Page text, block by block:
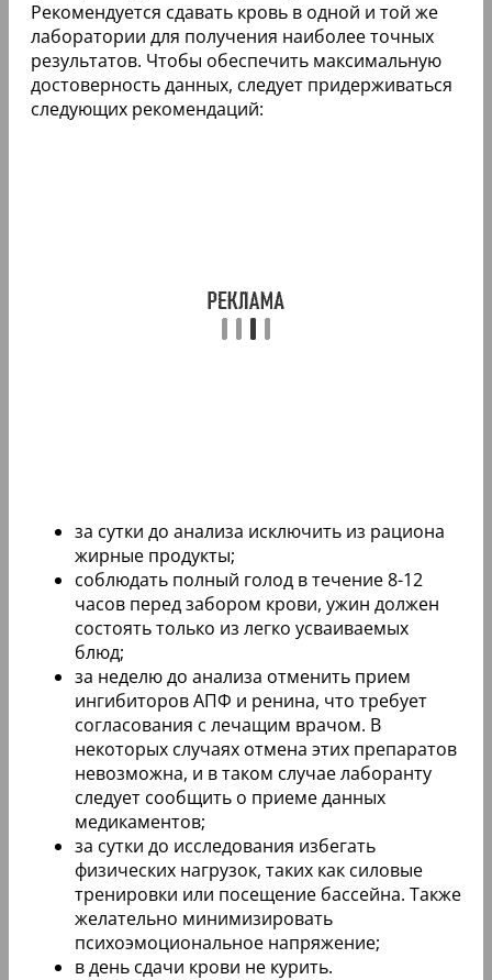
Рекомендуется сдавать кровь в одной и той же
лаборатории для получения наиболее точных
результатов. Чтобы обеспечить максимальную
достоверность данных, следует придерживаться
следующих рекомендаций:
за сутки до анализа исключить из рациона
жирные продукты;
соблюдать полный голод в течение 8-12
часов перед забором крови, ужин должен
состоять только из легко усваиваемых
блюд;
за неделю до анализа отменить прием
ингибиторов АПФ и ренина, что требует
согласования с лечащим врачом. В
некоторых случаях отмена этих препаратов
невозможна, и в таком случае лаборанту
следует сообщить о приеме данных
медикаментов;
за сутки до исследования избегать
физических нагрузок, таких как силовые
тренировки или посещение бассейна. Также
желательно минимизировать
психоэмоциональное напряжение;
в день сдачи крови не курить.